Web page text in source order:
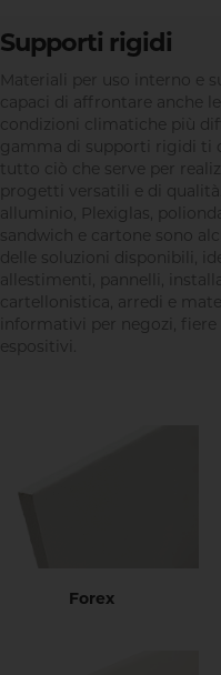
Supporti rigidi
Materiali per uso interno e
capaci di affrontare anche le
condizioni climatiche più
gamma di supporti rigidi ti
tutto ciò che serve per
progetti versatili e di
alluminio, Plexiglas,
sandwich e cartone sono
delle soluzioni disponibili,
allestimenti, pannelli,
cartellonistica, arredi e
informativi per negozi, fiere
espositivi.
Forex